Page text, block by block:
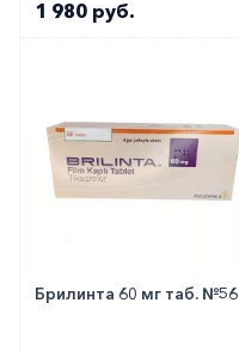
1 980 руб.
Брилинта 60 мг таб. №56